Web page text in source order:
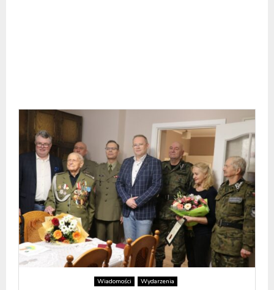
Wiadomości Wydarzenia